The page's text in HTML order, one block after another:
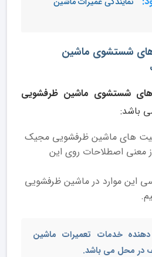
های شستشوی ماشین
های شستشوی ماشین ظرفشویی
باشد:
های ماشین ظرفشویی مجیک
معنی اصطلاحات روی این
این موارد در ماشین ظرفشویی
دهنده خدمات تعمیرات ماشین
محل می باشد.